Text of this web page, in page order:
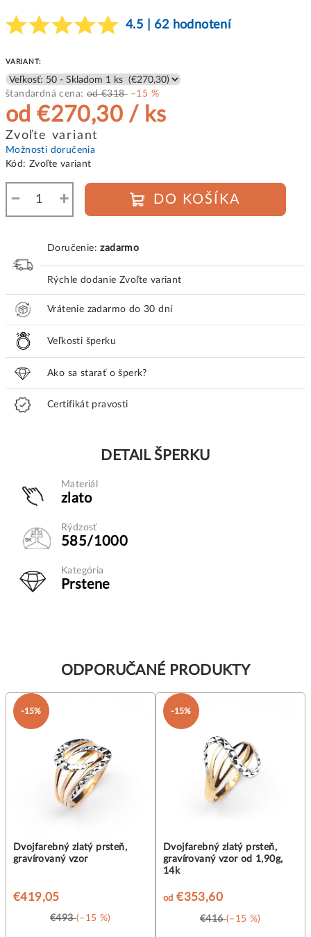
4.5 | 62 hodnotení
VARIANT:
štandardná cena: od €318 –15 %
od€270,30 / ks
Jednotková
cena:
Zvoľte variant
Možnosti doručenia
Kód: Zvoľte variant
+
− DO KOŠÍKA
Doručenie:zadarmo
Rýchle dodanie Zvoľte variant
Vrátenie zadarmo do 30 dní
Veľkosti šperku
Ako sa starať o šperk?
Certifikát pravosti
DETAIL ŠPERKU
Materiál
zlato
Rýdzosť
585/1000
Kategória
Prstene
ODPORUČANÉ PRODUKTY
-15%
Dvojfarebný zlatý prsteň,
gravírovaný vzor
€419,05
€493 (–15 %)
-15%
Dvojfarebný zlatý prsteň,
gravírovaný vzor od 1,90g,
14k
od €353,60
€416 (–15 %)